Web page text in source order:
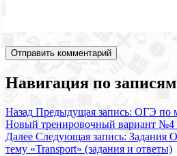
Навигация по записям
Назад Предыдущая запись: ОГЭ по
Новый тренировочный вариант №4
Далее Следующая запись: Задания
тему «Transport» (задания и ответы)